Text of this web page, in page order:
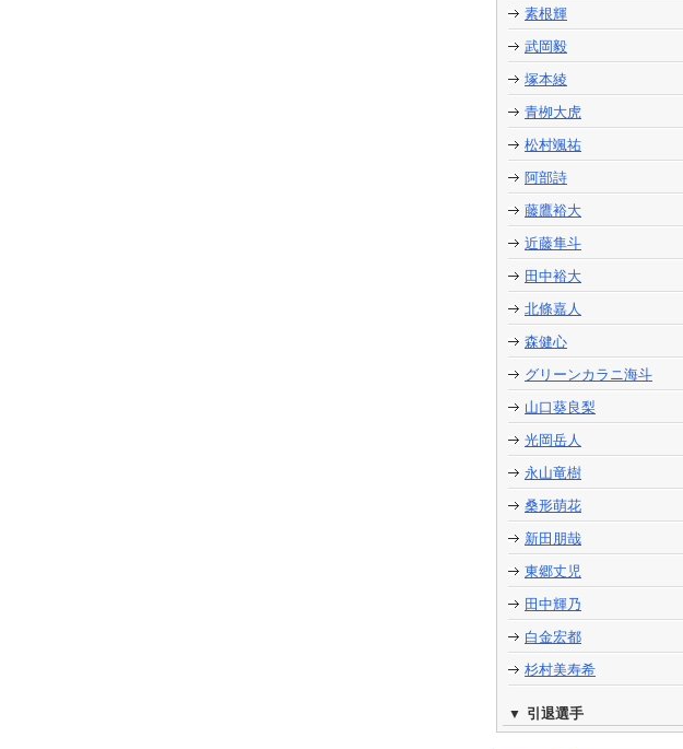
素根輝
武岡毅
塚本綾
青栁大虎
松村颯祐
阿部詩
藤鷹裕大
近藤隼斗
田中裕大
北條嘉人
森健心
グリーンカラニ海斗
山口葵良梨
光岡岳人
永山竜樹
桑形萌花
新田朋哉
東郷丈児
田中輝乃
白金宏都
杉村美寿希
引退選手